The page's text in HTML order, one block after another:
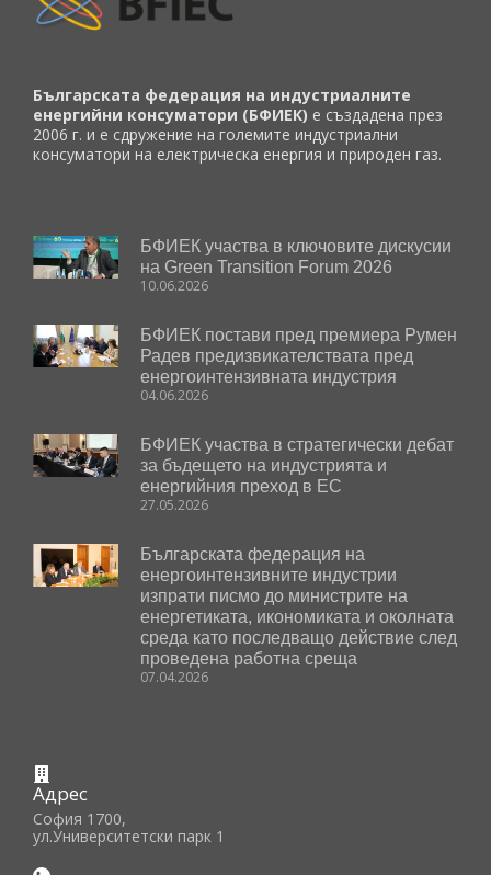
Българската федерация на индустриалните
енергийни консуматори (БФИЕК) е създадена през
2006 г. и е сдружение на големите индустриални
консуматори на електрическа енергия и природен газ.
БФИЕК участва в ключовите дискусии
на Green Transition Forum 2026
10.06.2026
БФИЕК постави пред премиера Румен
Радев предизвикателствата пред
енергоинтензивната индустрия
04.06.2026
БФИЕК участва в стратегически дебат
за бъдещето на индустрията и
енергийния преход в ЕС
27.05.2026
Българската федерация на
енергоинтензивните индустрии
изпрати писмо до министрите на
енергетиката, икономиката и околната
среда като последващо действие след
проведена работна среща
07.04.2026
Адрес
София 1700,
ул.Университетски парк 1